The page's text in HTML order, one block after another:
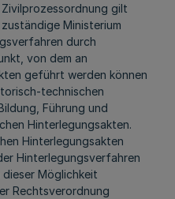
gilt
Ministerium
durch
von dem an
geführt werden können
technischen
Führung und
Hinterlegungsakten.
Hinterlegungsakten
Hinterlegungsverfahren
Möglichkeit
Rechtsverordnung